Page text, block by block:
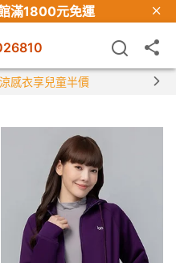
滿1800元免運
感衣享兒童半價